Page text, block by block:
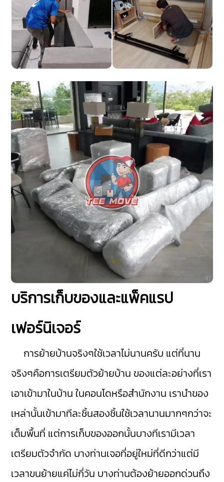
บริการเก็บของและแพ็คแรป
เฟอร์นิเจอร์
การย้ายบ้านจริงๆใช้เวลาไม่นานครับ แต่ที่นาน
จริงๆคือการเตรียมตัวย้ายบ้าน ของแต่ละอย่างที่เรา
เอาเข้ามาในบ้าน ในคอนโดหรือสำนักงาน เรานำของ
เหล่านั้นเข้ามาทีละชิ้นสองชิ้นใช้เวลานานมากๆกว่าจะ
เต็มพื้นที่ แต่การเก็บของออกนั้นบางทีเรามีเวลา
เตรียมตัวจำกัด บางท่านเจอที่อยู่ใหม่ที่ดีกว่าแต่มี
เวลาขนย้ายแค่ไม่กี่วัน บางท่านต้องย้ายออกด่วนถึง